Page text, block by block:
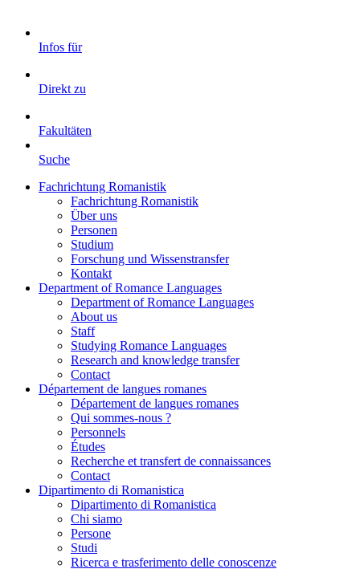
Infos für
Direkt zu
Fakultäten
Suche
Fachrichtung Romanistik
Fachrichtung Romanistik
Über uns
Personen
Studium
Forschung und Wissenstransfer
Kontakt
Department of Romance Languages
Department of Romance Languages
About us
Staff
Studying Romance Languages
Research and knowledge transfer
Contact
Département de langues romanes
Département de langues romanes
Qui sommes-nous ?
Personnels
Études
Recherche et transfert de connaissances
Contact
Dipartimento di Romanistica
Dipartimento di Romanistica
Chi siamo
Persone
Studi
Ricerca e trasferimento delle conoscenze